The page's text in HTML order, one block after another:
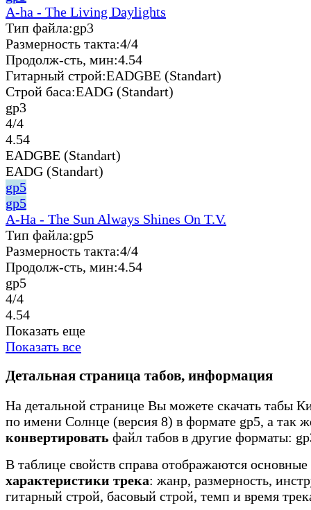
A-ha - The Living Daylights
Тип файла:gp3
Размерность такта:4/4
Продолж-сть, мин:4.54
Гитарный строй:EADGBE (Standart)
Строй баса:EADG (Standart)
gp3
4/4
4.54
EADGBE (Standart)
EADG (Standart)
gp5
gp5
A-Ha - The Sun Always Shines On T.V.
Тип файла:gp5
Размерность такта:4/4
Продолж-сть, мин:4.54
gp5
4/4
4.54
Показать еще
Показать все
Детальная страница табов, информация
На детальной странице Вы можете скачать табы
по имени Солнце (версия 8) в формате gp5, а так
конвертировать файл табов в другие форматы:
В таблице свойств справа отображаются основные
характеристики трека: жанр, размерность,
гитарный строй, басовый строй, темп и время